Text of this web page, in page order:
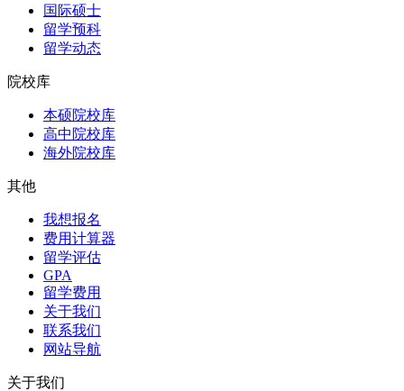
国际硕士
留学预科
留学动态
院校库
本硕院校库
高中院校库
海外院校库
其他
我想报名
费用计算器
留学评估
GPA
留学费用
关于我们
联系我们
网站导航
关于我们